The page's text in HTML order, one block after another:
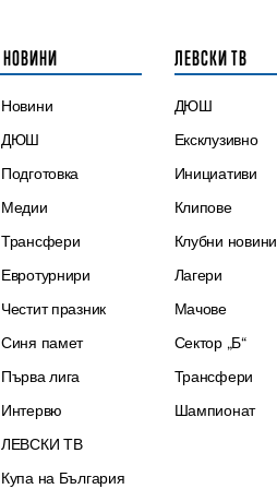
НОВИНИ
Новини
ДЮШ
Подготовка
Медии
Трансфери
Евротурнири
Честит празник
Синя памет
Първа лига
Интервю
ЛЕВСКИ ТВ
Купа на България
ЛЕВСКИ ТВ
ДЮШ
Ексклузивно
Инициативи
Клипове
Клубни новини
Лагери
Мачове
Сектор „Б“
Трансфери
Шампионат